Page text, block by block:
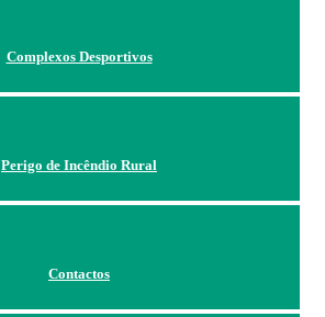
Complexos Desportivos
Perigo de Incêndio Rural
Contactos